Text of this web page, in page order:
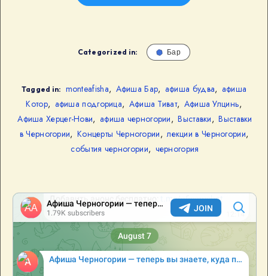
Categorized in: Бар
Tagged in: monteafisha, Афиша Бар, афиша будва, афиша
Котор, афиша подгорица, Афиша Тиват, Афиша Улцинь,
Афиша Херцег-Нови, афиша черногории, Выставки, Выставки
в Черногории, Концерты Черногории, лекции в Черногории,
события черногории, черногория